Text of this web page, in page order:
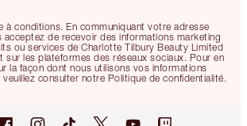
à conditions. En communiquant votre adresse
acceptez de recevoir des informations marketing
ou services de Charlotte Tilbury Beauty Limited
sur les plateformes des réseaux sociaux. Pour en
la façon dont nous utilisons vos informations
veuillez consulter notre Politique de confidentialité.